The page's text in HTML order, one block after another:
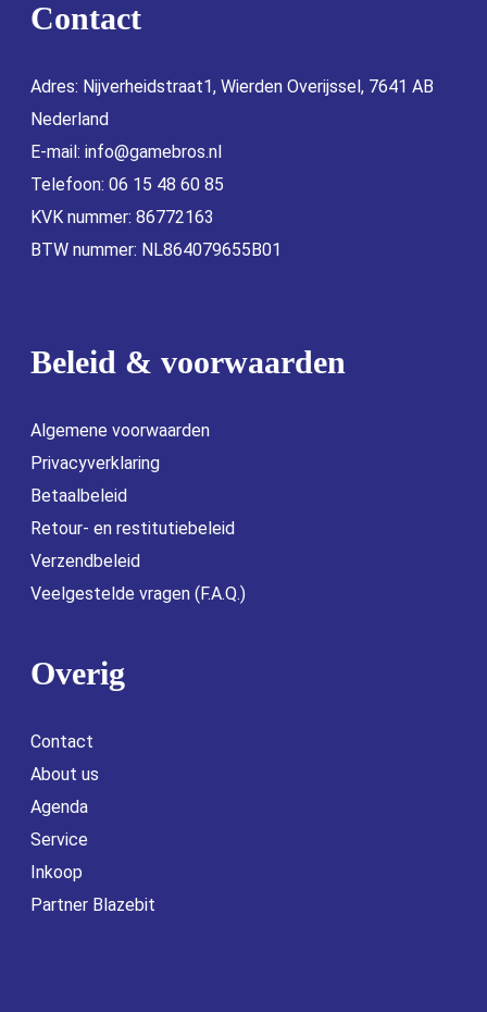
Contact
Adres: Nijverheidstraat1, Wierden Overijssel, 7641 AB
Nederland
E-mail: info@gamebros.nl
Telefoon: 06 15 48 60 85
KVK nummer: 86772163
BTW nummer: NL864079655B01
Beleid & voorwaarden
Algemene voorwaarden
Privacyverklaring
Betaalbeleid
Retour- en restitutiebeleid
Verzendbeleid
Veelgestelde vragen (F.A.Q.)
Overig
Contact
About us
Agenda
Service
Inkoop
Partner Blazebit